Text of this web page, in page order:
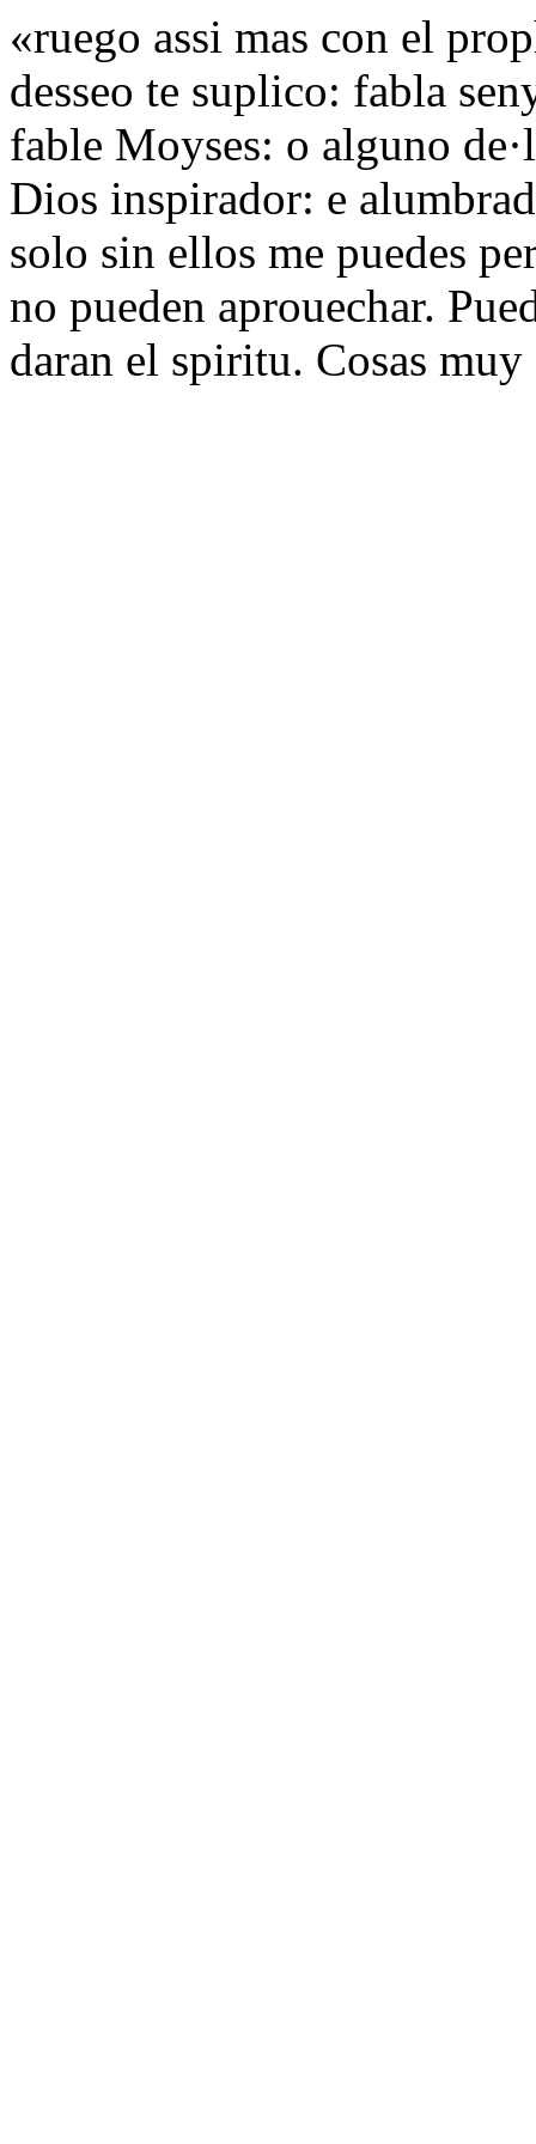
«ruego assi mas con el
desseo te suplico: fabla
fable Moyses: o alguno
Dios inspirador: e
solo sin ellos me puedes
no pueden aprouechar.
daran el spiritu. Cosas